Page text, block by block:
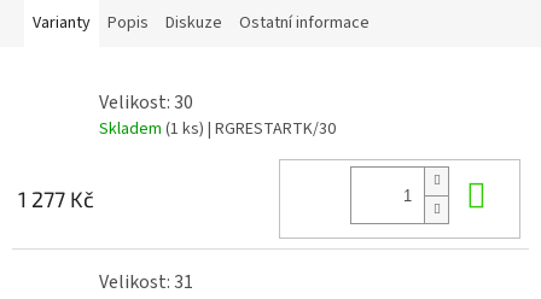
Varianty Popis Diskuze Ostatní informace
Velikost: 30
Skladem (1 ks) | RGRESTARTK/30
1 277 Kč
Velikost: 31